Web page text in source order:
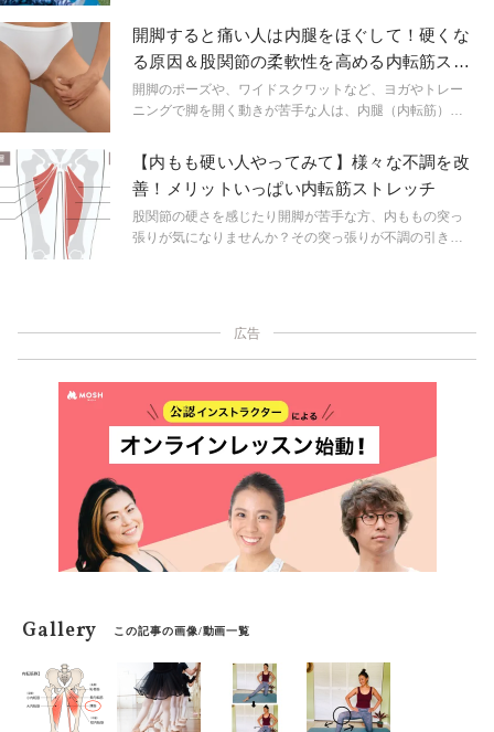
いても、できるようにはなりません。いかに股関節とそ
の周辺の筋肉をストレッチするかが鍵です。今日は開脚
90度以下の体が硬い人が開脚しやすくなるような内もも
のストレッチを紹介します。内ももをストレッチしなが
ら、股関節の可動域を広げ、開脚しやすい状態に持って
開脚すると痛い人は内腿をほぐして！硬くな
る原因＆股関節の柔軟性を高める内転筋スト
レッチ
開脚のポーズや、ワイドスクワットなど、ヨガやトレー
ニングで脚を開く動きが苦手な人は、内腿（内転筋）の
な人におすすめ、内転筋をほぐして股関節の柔軟性を高
めるストレッチのご紹介です。
【内もも硬い人やってみて】様々な不調を改
善！メリットいっぱい内転筋ストレッチ
股関節の硬さを感じたり開脚が苦手な方、内ももの突っ
張りが気になりませんか？その突っ張りが不調の引き金
広告
Gallery この記事の画像/動画一覧